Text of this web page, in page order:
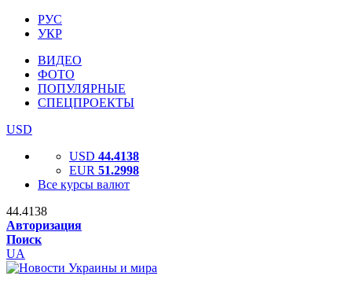
РУС
УКР
ВИДЕО
ФОТО
ПОПУЛЯРНЫЕ
СПЕЦПРОЕКТЫ
USD
USD 44.4138
EUR 51.2998
Все курсы валют
44.4138
Авторизация
Поиск
UA